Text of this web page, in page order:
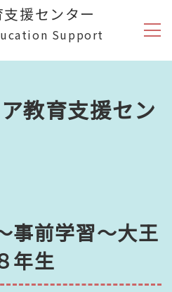
援センター
Support
教育支援セン
事前学習～大王
年生